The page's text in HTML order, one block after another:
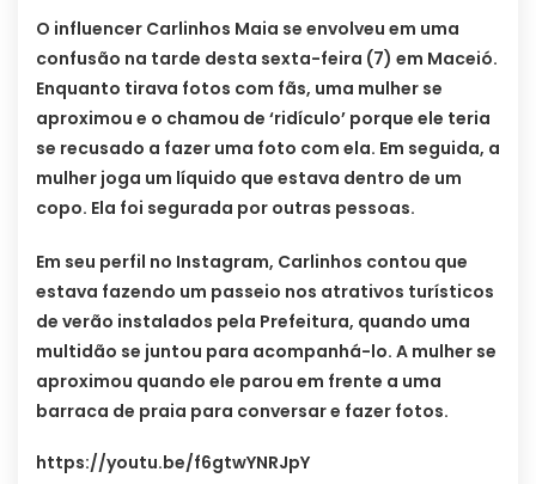
O influencer Carlinhos Maia se envolveu em uma
confusão na tarde desta sexta-feira (7) em Maceió.
Enquanto tirava fotos com fãs, uma mulher se
aproximou e o chamou de ‘ridículo’ porque ele teria
se recusado a fazer uma foto com ela. Em seguida, a
mulher joga um líquido que estava dentro de um
copo. Ela foi segurada por outras pessoas.
Em seu perfil no Instagram, Carlinhos contou que
estava fazendo um passeio nos atrativos turísticos
de verão instalados pela Prefeitura, quando uma
multidão se juntou para acompanhá-lo. A mulher se
aproximou quando ele parou em frente a uma
barraca de praia para conversar e fazer fotos.
https://youtu.be/f6gtwYNRJpY